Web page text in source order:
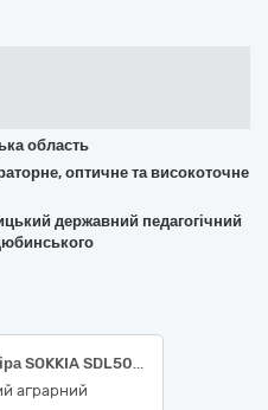
область
оптичне та високоточне
державний педагогічний
Комплект цифрового нівеліра SOKKIA SDL50 або еквівалент
аграрний